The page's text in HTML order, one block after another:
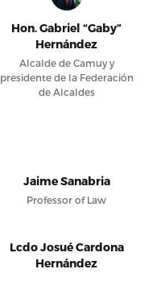
Hon. Gabriel “Gaby”
Hernández
Alcalde de Camuy y
presidente de la Federación
de Alcaldes
Jaime Sanabria
Professor of Law
Lcdo Josué Cardona
Hernández